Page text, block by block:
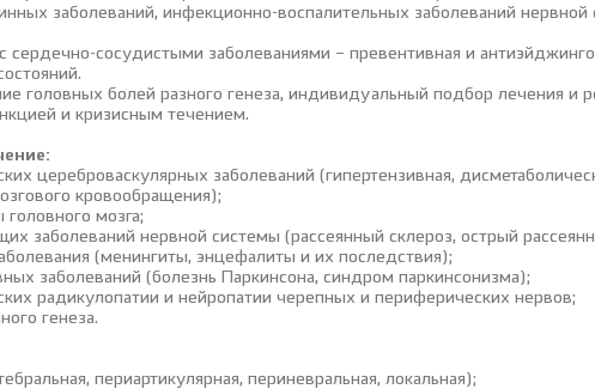
заболеваний, инфекционно-воспалительных заболеваний нервной
сердечно-сосудистыми заболеваниями – превентивная и
головных болей разного генеза, индивидуальный подбор лечения и
и кризисным течением.
цереброваскулярных заболеваний (гипертензивная,
кровообращения);
мозга;
заболеваний нервной системы (рассеянный склероз, острый
(менингиты, энцефалиты и их последствия);
заболеваний (болезнь Паркинсона, синдром паркинсонизма);
радикулопатии и нейропатии черепных и периферических нервов;
генеза.
периартикулярная, периневральная, локальная);